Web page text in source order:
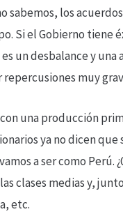
sabemos, los
Si el Gobierno tiene
un desbalance y
muy
una producción
ya no dicen que
a ser como Perú.
clases medias y,
etc.